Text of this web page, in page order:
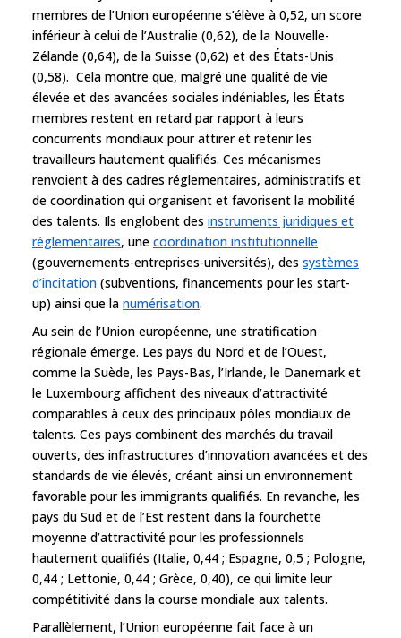
membres de l’Union européenne s’élève à 0,52, un score
inférieur à celui de l’Australie (0,62), de la Nouvelle-
Zélande (0,64), de la Suisse (0,62) et des États-Unis
(0,58). Cela montre que, malgré une qualité de vie
élevée et des avancées sociales indéniables, les États
membres restent en retard par rapport à leurs
concurrents mondiaux pour attirer et retenir les
travailleurs hautement qualifiés. Ces mécanismes
renvoient à des cadres réglementaires, administratifs et
de coordination qui organisent et favorisent la mobilité
des talents. Ils englobent des instruments juridiques et
réglementaires, une coordination institutionnelle
(gouvernements-entreprises-universités), des systèmes
d’incitation (subventions, financements pour les start-
up) ainsi que la numérisation.
Au sein de l’Union européenne, une stratification
régionale émerge. Les pays du Nord et de l’Ouest,
comme la Suède, les Pays-Bas, l’Irlande, le Danemark et
le Luxembourg affichent des niveaux d’attractivité
comparables à ceux des principaux pôles mondiaux de
talents. Ces pays combinent des marchés du travail
ouverts, des infrastructures d’innovation avancées et des
standards de vie élevés, créant ainsi un environnement
favorable pour les immigrants qualifiés. En revanche, les
pays du Sud et de l’Est restent dans la fourchette
moyenne d’attractivité pour les professionnels
hautement qualifiés (Italie, 0,44 ; Espagne, 0,5 ; Pologne,
0,44 ; Lettonie, 0,44 ; Grèce, 0,40), ce qui limite leur
compétitivité dans la course mondiale aux talents.
Parallèlement, l’Union européenne fait face à un